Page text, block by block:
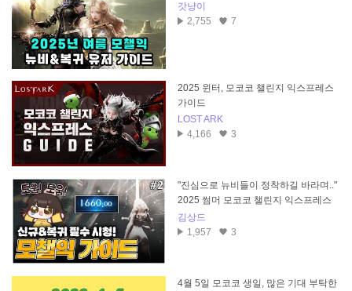
갓냥이
2,755
7
2025 윈터, 모코코 챌린지 익스프레스
가이드
LOST ARK
4,166
3
"진심으로 뉴비들이 정착하길 바라며.."
2025 썸머 모코코 챌린지 익스프레스
뉴비 가이드
김상드
1,957
3
4월 5일 모코코 생일, 많은 기대 부탁한